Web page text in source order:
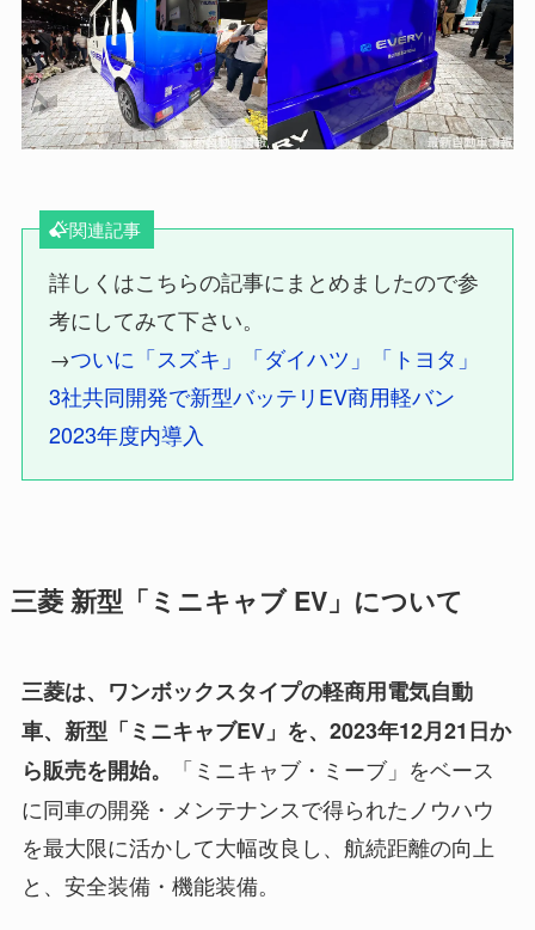
関連記事
詳しくはこちらの記事にまとめましたので参
考にしてみて下さい。
→ついに「スズキ」「ダイハツ」「トヨタ」
3社共同開発で新型バッテリEV商用軽バン
2023年度内導入
三菱 新型「ミニキャブ EV」について
三菱は、ワンボックスタイプの軽商用電気自動
車、新型「ミニキャブEV」を、2023年12月21日か
ら販売を開始。
「ミニキャブ・ミーブ」をベース
に同車の開発・メンテナンスで得られたノウハウ
を最大限に活かして大幅改良し、航続距離の向上
と、安全装備・機能装備。